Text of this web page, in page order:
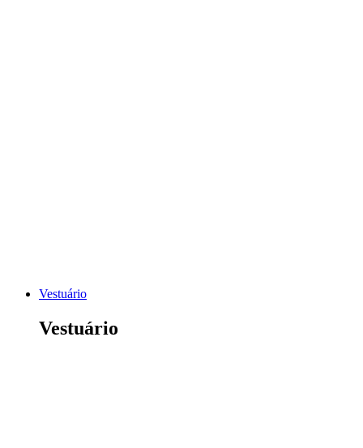
Vestuário
Vestuário